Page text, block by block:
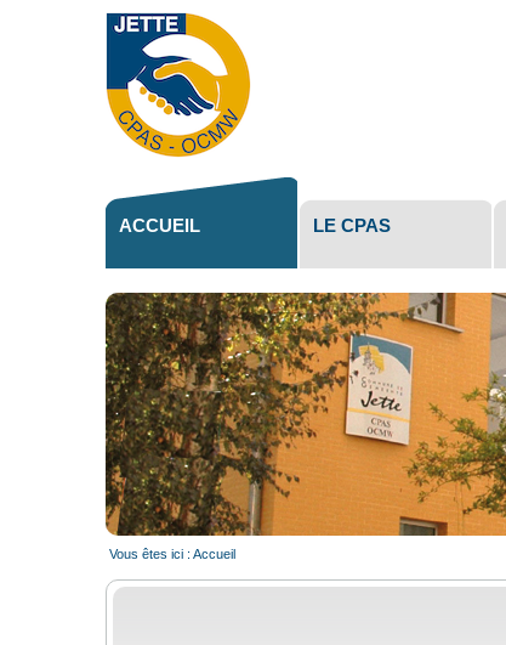
ACCUEIL LE CPAS
Vous êtes ici : Accueil